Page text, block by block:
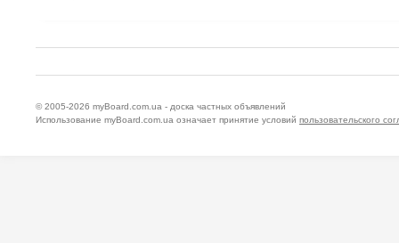
© 2005-2026 myBoard.com.ua - доска частных объявлений
Использование myBoard.com.ua означает принятие условий пользовательского